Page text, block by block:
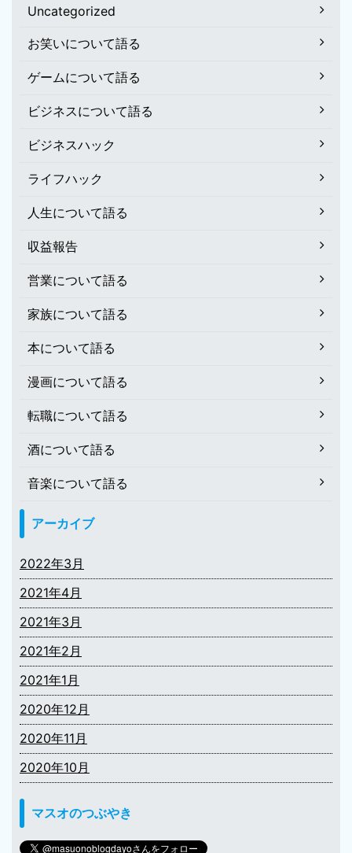
Uncategorized
お笑いについて語る
ゲームについて語る
ビジネスについて語る
ビジネスハック
ライフハック
人生について語る
収益報告
営業について語る
家族について語る
本について語る
漫画について語る
転職について語る
酒について語る
音楽について語る
アーカイブ
2022年3月
2021年4月
2021年3月
2021年2月
2021年1月
2020年12月
2020年11月
2020年10月
マスオのつぶやき